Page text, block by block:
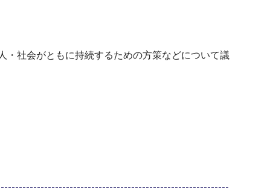
社会がともに持続するための方策などについて議